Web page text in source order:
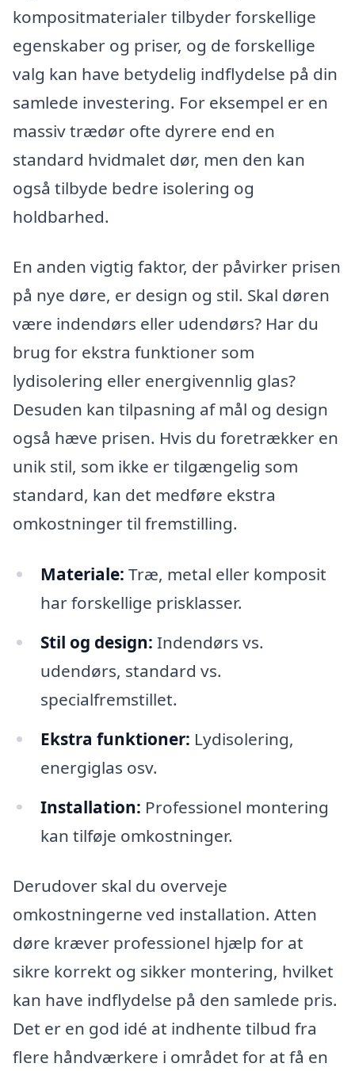
kompositmaterialer tilbyder forskellige
egenskaber og priser, og de forskellige
valg kan have betydelig indflydelse på din
samlede investering. For eksempel er en
massiv trædør ofte dyrere end en
standard hvidmalet dør, men den kan
også tilbyde bedre isolering og
holdbarhed.
En anden vigtig faktor, der påvirker prisen
på nye døre, er design og stil. Skal døren
være indendørs eller udendørs? Har du
brug for ekstra funktioner som
lydisolering eller energivennlig glas?
Desuden kan tilpasning af mål og design
også hæve prisen. Hvis du foretrækker en
unik stil, som ikke er tilgængelig som
standard, kan det medføre ekstra
omkostninger til fremstilling.
Materiale: Træ, metal eller komposit
har forskellige prisklasser.
Stil og design: Indendørs vs.
udendørs, standard vs.
specialfremstillet.
Ekstra funktioner: Lydisolering,
energiglas osv.
Installation: Professionel montering
kan tilføje omkostninger.
Derudover skal du overveje
omkostningerne ved installation. Atten
døre kræver professionel hjælp for at
sikre korrekt og sikker montering, hvilket
kan have indflydelse på den samlede pris.
Det er en god idé at indhente tilbud fra
flere håndværkere i området for at få en